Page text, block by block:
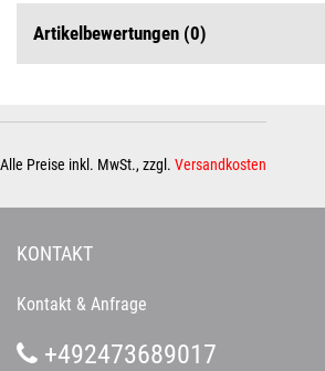
Artikelbewertungen (0)
Alle Preise inkl. MwSt., zzgl. Versandkosten
KONTAKT
Kontakt & Anfrage
+492473689017